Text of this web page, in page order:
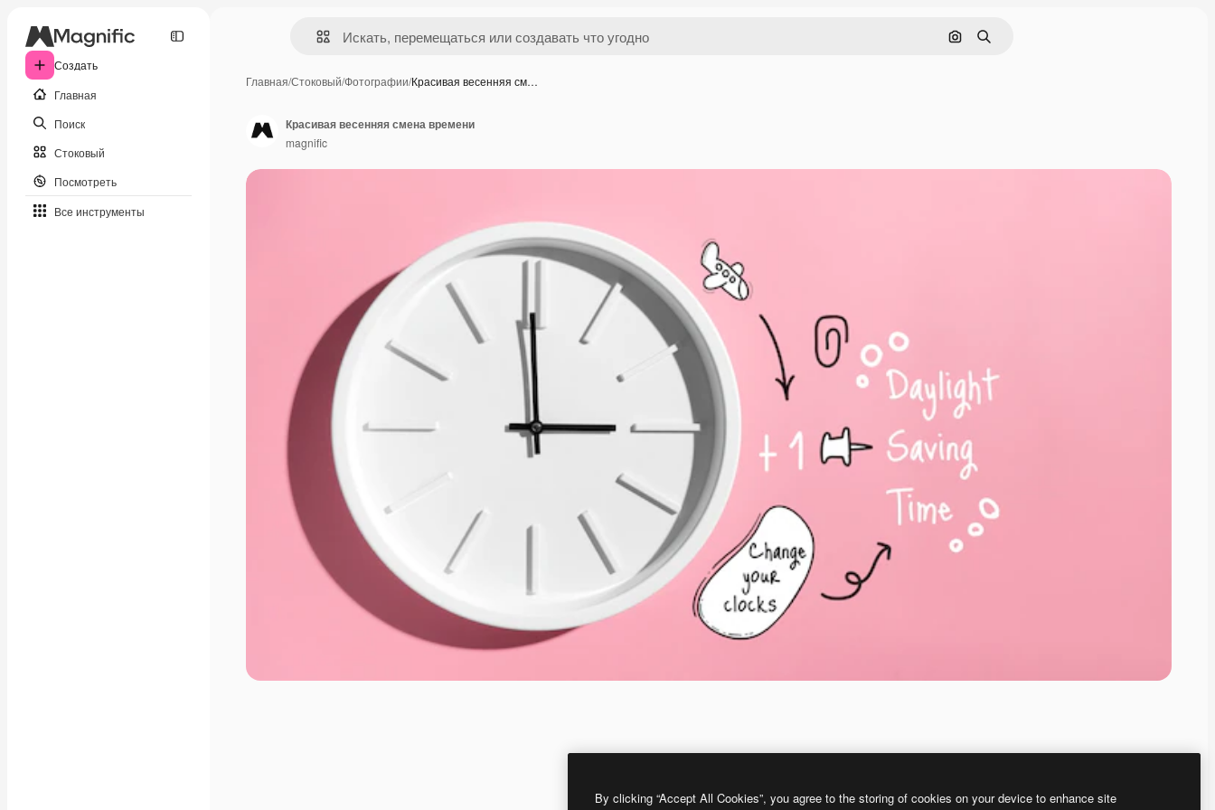
Создать
Главная
Поиск
Стоковый
Посмотреть
Все инструменты
Поиск по изображению
Поиск
Главная/Стоковый/Фотографии/Красивая весенняя см…
Красивая весенняя смена времени
magnific
By clicking “Accept All Cookies”, you agree to the storing of cookies on your device to enhance site